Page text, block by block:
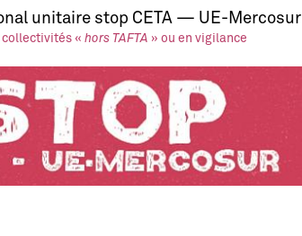
unitaire stop CETA — UE-Mercosur
collectivités « hors TAFTA » ou en vigilance